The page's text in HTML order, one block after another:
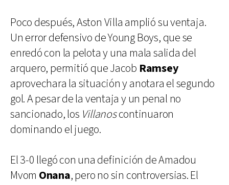
Poco después, Aston Villa amplió su ventaja.
Un error defensivo de Young Boys, que se
enredó con la pelota y una mala salida del
arquero, permitió que Jacob Ramsey
aprovechara la situación y anotara el segundo
gol. A pesar de la ventaja y un penal no
sancionado, los Villanoscontinuaron
dominando el juego.
El 3-0 llegó con una definición de Amadou
Mvom Onana, pero no sin controversias. El